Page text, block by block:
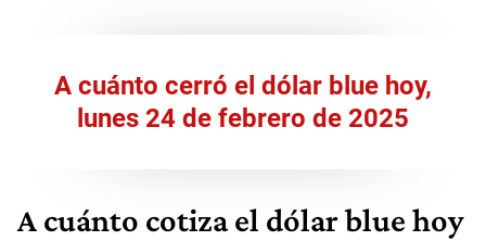
A cuánto cerró el dólar blue hoy,
lunes 24 de febrero de 2025
A cuánto cotiza el dólar blue hoy